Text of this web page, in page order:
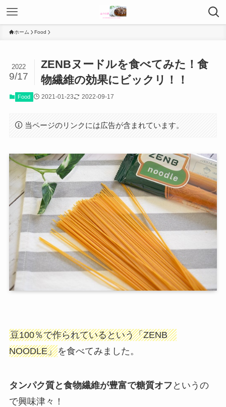
ホーム Food
ZENBヌードルを食べてみた！食
物繊維の効果にビックリ！！
2022
9/17
Food 2021-01-23 2022-09-17
当ページのリンクには広告が含まれています。
豆100％で作られているという「ZENB
NOODLE」を食べてみました。
タンパク質と食物繊維が豊富で糖質オフ というの
で興味津々！